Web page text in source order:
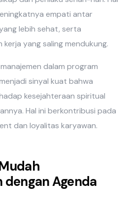
empati antar
lebih sehat, serta
yang saling mendukung.
dalam program
sinyal kuat bahwa
kesejahteraan spiritual
Hal ini berkontribusi pada
dan loyalitas karyawan.
dengan Agenda